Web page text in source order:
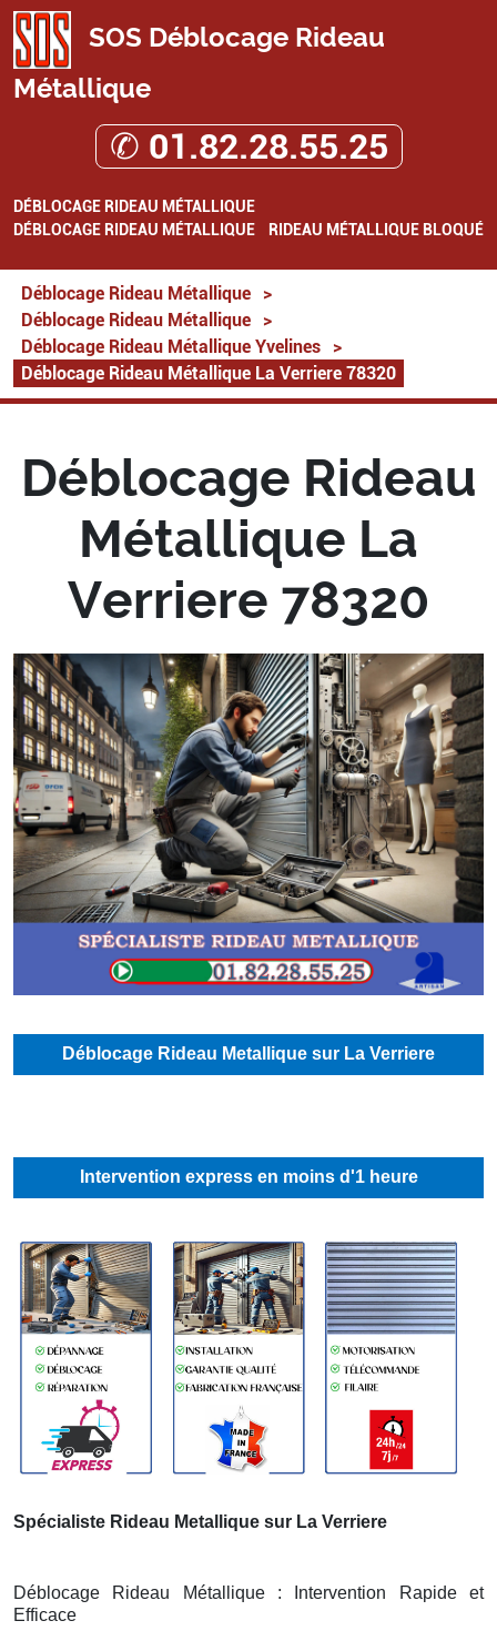
SOS Déblocage Rideau
Métallique
✆ 01.82.28.55.25
DÉBLOCAGE RIDEAU MÉTALLIQUE
DÉBLOCAGE RIDEAU MÉTALLIQUE
RIDEAU MÉTALLIQUE BLOQUÉ
Déblocage Rideau Métallique
>
Déblocage Rideau Métallique
>
Déblocage Rideau Métallique Yvelines
>
Déblocage Rideau Métallique La Verriere 78320
Déblocage Rideau
Métallique La
Verriere 78320
Déblocage Rideau Metallique sur La Verriere
Intervention express en moins d'1 heure
Spécialiste Rideau Metallique sur La Verriere
Déblocage Rideau Métallique : Intervention Rapide et
Efficace